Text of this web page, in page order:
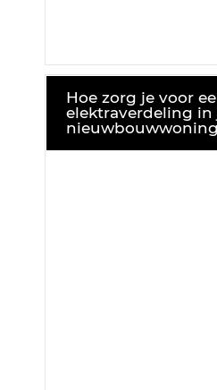
Hoe zorg je voor
elektraverdeling in